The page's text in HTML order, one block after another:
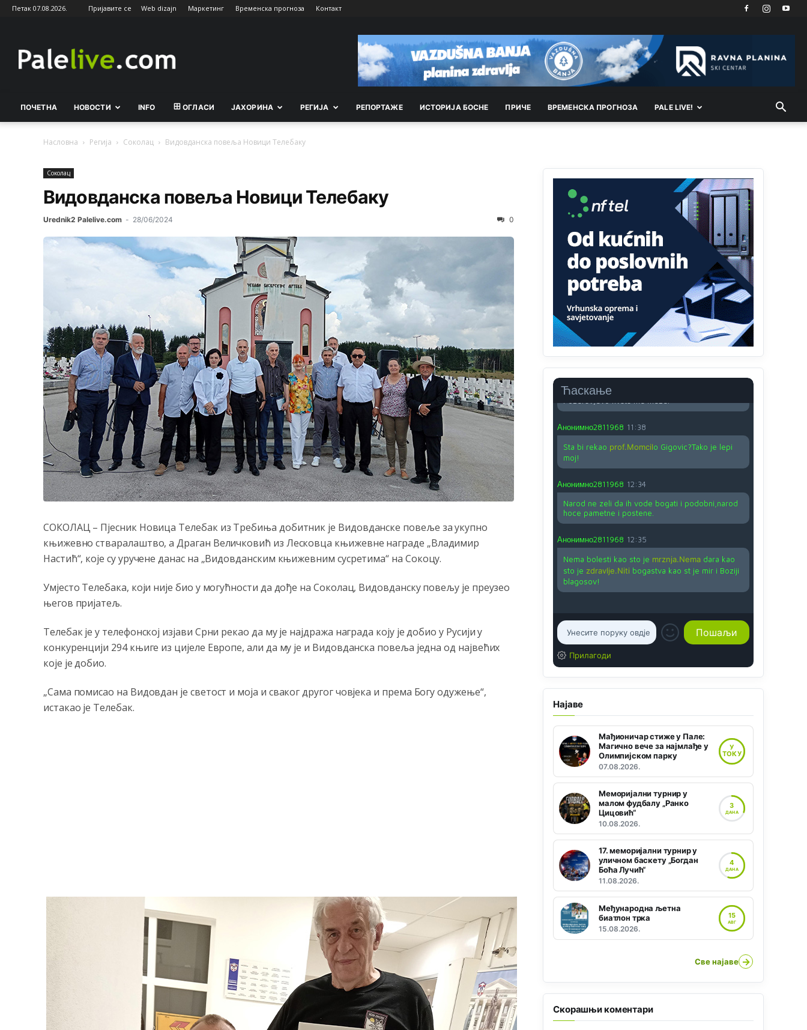
Петак 07.08.2026. Пријавите се Web dizajn Маркетинг Временска прогноза Контакт
ПОЧЕТНА НОВОСТИ INFO ОГЛАСИ ЈАХОРИНА РEГИЈА РEПОРТАЖE ИСТОРИЈА БОСНЕ ПРИЧЕ ВРEМEНСКА ПРОГНОЗА PALE LIVE!
Насловна Регија Соколац Видовданска повеља Новици Телебаку
Соколац
Видовданска повеља Новици Телебаку
Urednik2 Palelive.com - 28/06/2024 0
СОКОЛАЦ – Пјесник Новица Телебак из Требиња добитник је Видовданске повеље за укупно
књижевно стваралаштво, а Драган Величковић из Лесковца књижевне награде „Владимир
Настић“, које су уручене данас на „Видовданским књижевним сусретима“ на Сокоцу.
Умјесто Телебака, који није био у могућности да дође на Соколац, Видовданску повељу је преузео
његов пријатељ.
Телебак је у телефонској изјави Срни рекао да му је најдража награда коју је добио у Русији у
конкуренцији 294 књиге из цијеле Европе, али да му је и Видовданска повеља једна од највећих
које је добио.
„Сама помисао на Видовдан је светост и моја и сваког другог човјека и према Богу одужење“,
истакао је Телебак.
Ћаскање
Анонимно2806721 јуче 2:27
Kuniocu ide q u guz...
Анонимно2808843
reconquista
vjeka,neko rece za Radovana i Ratka kaki su oni
srbi...i poce dalje da besjedi znam ja dobro sta je
bilo u Ag-ci...
Анонимно2810587
Proguglajte
Анонимно2810587 11:21
O kako su cudni lvi ljudi,uzeli bi sve da mogu...a
ja srce svima fajem,radujem se tudjoj sreci.I ko
ima i ko nema na iso ce mjesto leci!
Анонимно2810587
Nije u svijetu problem,nahraniti siromasnd,kako
nahraniti bogate!?
Анонимно2810587
Анонимно2811968 11:38
Sta bi rekao prof.Momcilo Gigovic?Tako je lepi
moj!
Анонимно2811968 12:34
Narod ne zeli da ih vode bogati i podobni,narod
hoce pametne i postene.
Анонимно2811968 12:35
Nema bolesti kao sto je mrznja.Nemadara kao
sto je zdravlje.Niti bogastva kao st je mir i Boziji
blagosov!
Прилагоди
Најаве
Мађионичар стиже у Пале:
Магично вече за најмлађе у
Олимпијском парку
07.08.2026.
У
ТОКУ
Меморијални турнир у
малом фудбалу „Ранко
Цицовић“
10.08.2026.
3
ДАНА
17. меморијални турнир у
уличном баскету „Богдан
Боћа Лучић“
11.08.2026.
4
ДАНА
Међународна љетна
биатлон трка
15.08.2026.
15
АВГ
Све најаве →
Скорашњи коментари